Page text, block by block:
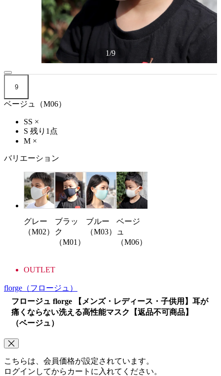
1/9
9
ベージュ（M06）
SS ×
S 残り1点
M ×
バリエーション
グレー
（M02）
ブラッ
ク
（M01）
ブルー
（M03）
ベージ
ュ
（M06）
OUTLET
florge （フロージュ）
フロージュ florge 【メンズ・レディース・子供用】耳が
痛くならない洗える高性能マスク【返品不可商品】
（ベージュ）
こちらは、会員価格が設定されています。
ログインしてからカートに入れてください。